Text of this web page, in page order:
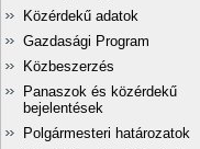
Közérdekű adatok
Gazdasági Program
Közbeszerzés
Panaszok és közérdekű
bejelentések
Polgármesteri határozatok